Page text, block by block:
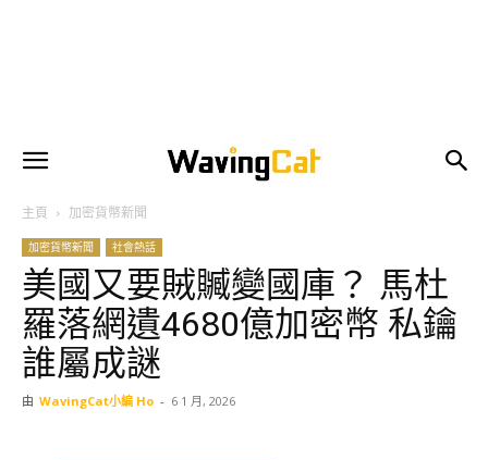
主頁 加密貨幣新聞
加密貨幣新聞 社會熱話
美國又要賊贓變國庫？ 馬杜
羅落網遺4680億加密幣 私鑰
誰屬成謎
由 WavingCat小編 Ho - 6 1 月, 2026